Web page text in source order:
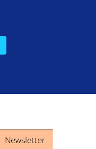
Newsletter